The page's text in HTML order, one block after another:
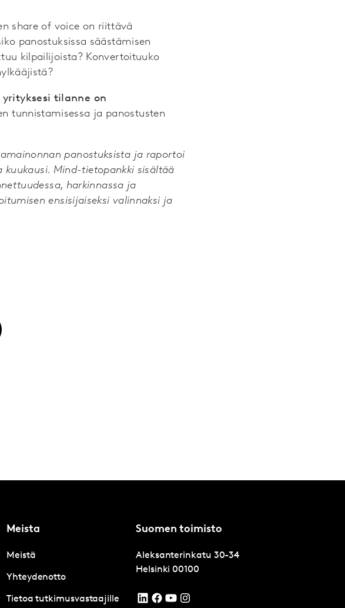
share of voice on riittävä
panostuksissa säästämisen
kilpailijoista? Konvertoituuko
tilanne on
tunnistamisessa ja panostusten
panostuksista ja raportoi
Mind-tietopankki sisältää
harkinnassa ja
ensisijaiseksi valinnaksi ja
Meista
Meistä
Yhteydenotto
Tietoa tutkimusvastaajille
Suomen toimisto
Aleksanterinkatu 30-34
Helsinki 00100